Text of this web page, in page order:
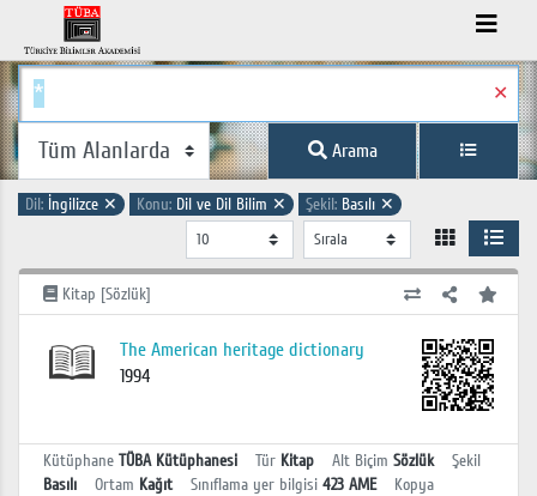
✕
Arama
Dil: İngilizce ✕ Konu: Dil ve Dil Bilim ✕ Şekil: Basılı ✕
Kitap [Sözlük]
The American heritage dictionary
1994
Kütüphane TÜBA Kütüphanesi Tür Kitap Alt Biçim Sözlük
Şekil
Basılı
Ortam Kağıt Sınıflama yer bilgisi 423 AME
Kopya